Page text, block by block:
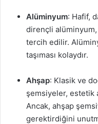
Alüminyum: Hafif,
dirençli alüminyum,
tercih edilir.
taşıması kolaydır.
Ahşap: Klasik ve
şemsiyeler, estetik
Ancak, ahşap
gerektirdiğini